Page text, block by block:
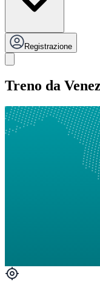
Registrazione
Treno da